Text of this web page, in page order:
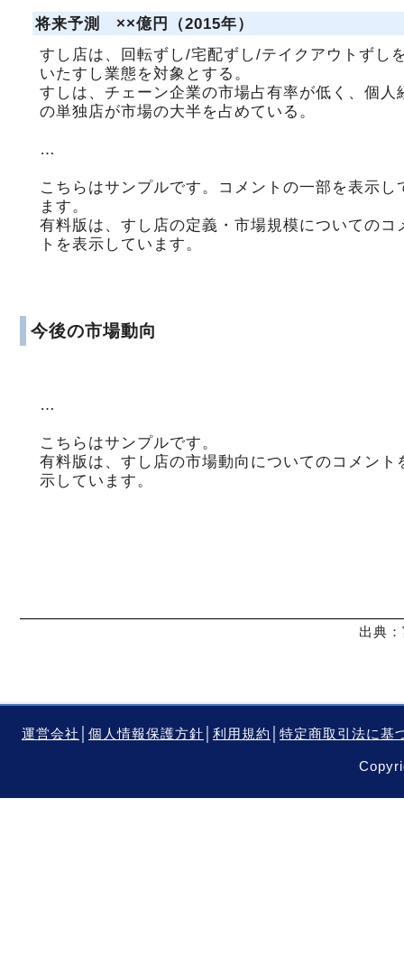
将来予測 ××億円（2015年）
すし店は、回転ずし/宅配ずし/テイクアウトずし
いたすし業態を対象とする。
すしは、チェーン企業の市場占有率が低く、個人
の単独店が市場の大半を占めている。
…
こちらはサンプルです。コメントの一部を表示し
ます。
有料版は、すし店の定義・市場規模についてのコ
トを表示しています。
今後の市場動向
…
こちらはサンプルです。
有料版は、すし店の市場動向についてのコメント
示しています。
出典
運営会社 個人情報保護方針 利用規約 特定商取引法に基